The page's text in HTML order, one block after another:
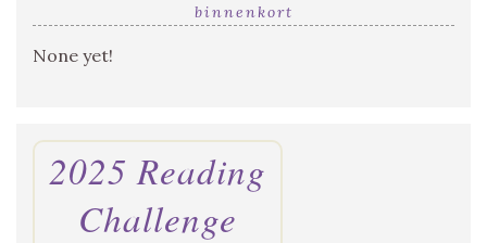
binnenkort
None yet!
2025 Reading
Challenge